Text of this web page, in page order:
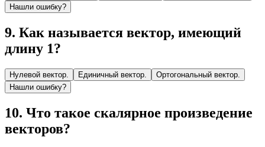
Нашли ошибку?
9. Как называется вектор, имеющий
длину 1?
Нулевой вектор. Единичный вектор.
Ортогональный вектор.
Нашли ошибку?
10. Что такое скалярное произведение
векторов?